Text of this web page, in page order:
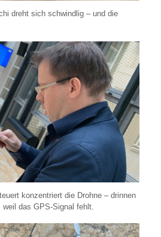
dreht sich schwindlig – und die
konzentriert die Drohne – drinnen
weil das GPS-Signal fehlt.